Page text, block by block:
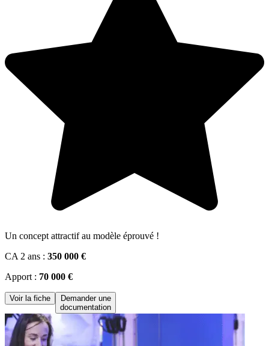
Un concept attractif au modèle éprouvé !
CA 2 ans : 350 000 €
Apport : 70 000 €
Voir la fiche
Demander une
documentation